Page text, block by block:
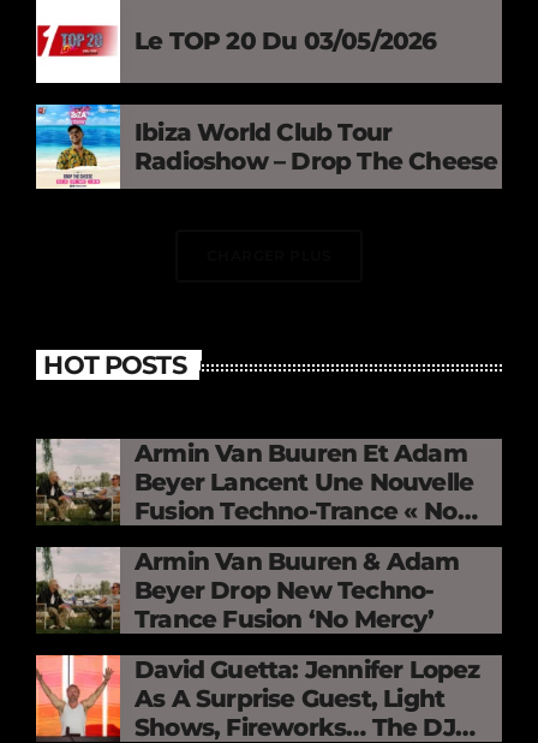
Le TOP 20 Du 03/05/2026
Ibiza World Club Tour
Radioshow – Drop The Cheese
HOT POSTS
Armin Van Buuren Et Adam
Beyer Lancent Une Nouvelle
Fusion Techno-Trance « No
Armin Van Buuren & Adam
Beyer Drop New Techno-
Trance Fusion ‘No Mercy’
David Guetta: Jennifer Lopez
As A Surprise Guest, Light
Shows, Fireworks… The DJ